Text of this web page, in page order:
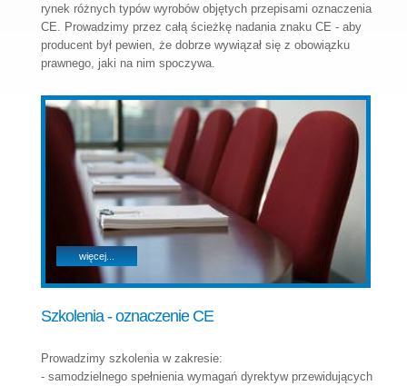
rynek różnych typów wyrobów objętych przepisami oznaczenia
CE. Prowadzimy przez całą ścieżkę nadania znaku CE - aby
producent był pewien, że dobrze wywiązał się z obowiązku
prawnego, jaki na nim spoczywa.
więcej...
Szkolenia - oznaczenie CE
Prowadzimy szkolenia w zakresie:
- samodzielnego spełnienia wymagań dyrektyw przewidujących